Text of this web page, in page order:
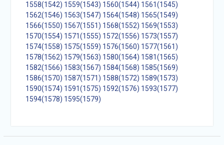
1558(1542) 1559(1543) 1560(1544) 1561(1545)
1562(1546) 1563(1547) 1564(1548) 1565(1549)
1566(1550) 1567(1551) 1568(1552) 1569(1553)
1570(1554) 1571(1555) 1572(1556) 1573(1557)
1574(1558) 1575(1559) 1576(1560) 1577(1561)
1578(1562) 1579(1563) 1580(1564) 1581(1565)
1582(1566) 1583(1567) 1584(1568) 1585(1569)
1586(1570) 1587(1571) 1588(1572) 1589(1573)
1590(1574) 1591(1575) 1592(1576) 1593(1577)
1594(1578) 1595(1579)